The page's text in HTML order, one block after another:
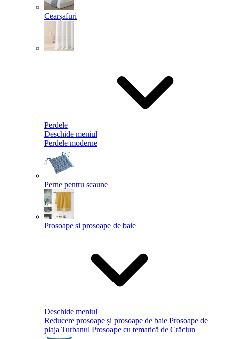
Cearșafuri
Perdele
Deschide meniul
Perdele moderne
Perne pentru scaune
Prosoape si prosoape de baie
Deschide meniul
Reducere prosoape și prosoape de baie Prosoape de
plaja Turbanul Prosoape cu tematică de Crăciun